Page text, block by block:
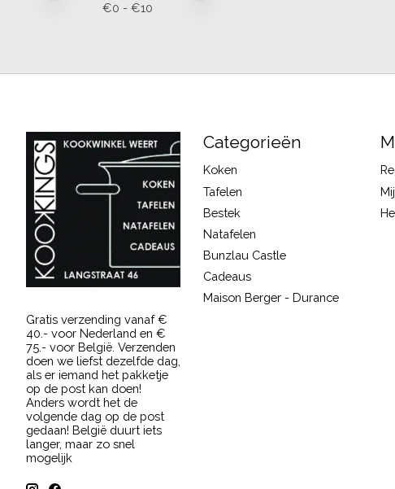
€0 - €10
Gratis verzending vanaf €
40.- voor Nederland en €
75.- voor België. Verzenden
doen we liefst dezelfde dag,
als er iemand het pakketje
op de post kan doen!
Anders wordt het de
volgende dag op de post
gedaan! België duurt iets
langer, maar zo snel
mogelijk
Categorieën
Koken
Tafelen
Bestek
Natafelen
Bunzlau Castle
Cadeaus
Maison Berger - Durance